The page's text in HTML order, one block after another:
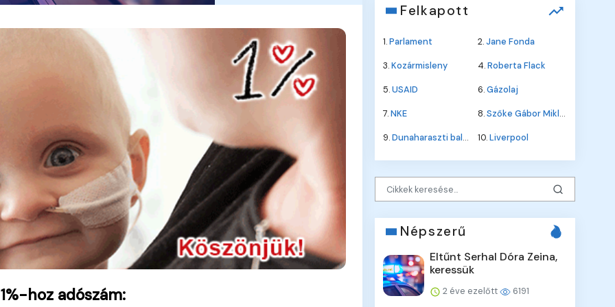
hoz adószám:
Felkapott
1.Parlament 2.Jane Fonda
3.Kozármisleny 4.Roberta Flack
5.USAID 6.Gázolaj
7.NKE 8.Szőke Gábor Miklós
9.Dunaharaszti baleset 10.Liverpool
Népszerű
Eltűnt Serhal Dóra Zeina,
keressük
2 éve ezelőtt 6191